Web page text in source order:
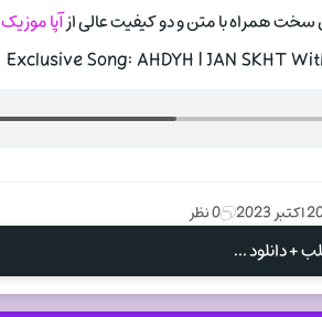
سخت همراه با متن و دو کیفیت عالی ازآپا موزیک
Exclusive Song: AHDYH | JAN SKHT
2023 0 نظر
+ دانلود ...